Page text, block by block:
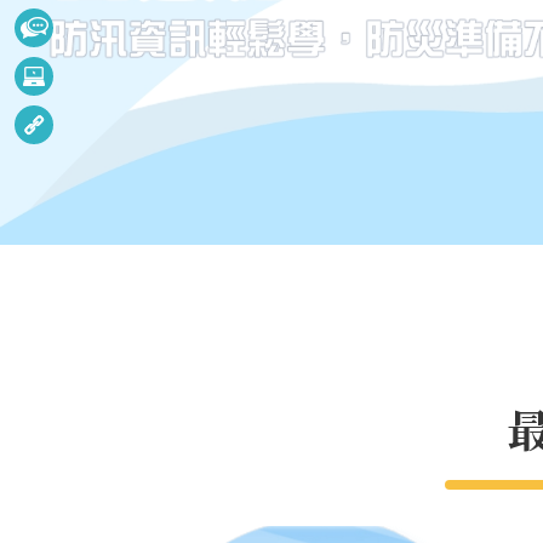
訊
捷
服
務
招
決
標
公
水
利
多
體
相
結